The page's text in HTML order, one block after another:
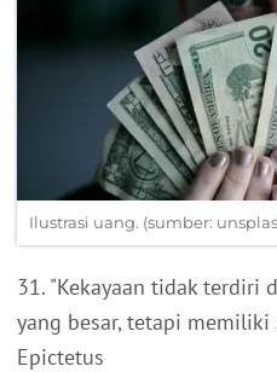
Ilustrasi uang. (sumber:
31. "Kekayaan tidak terdiri
yang besar, tetapi
Epictetus